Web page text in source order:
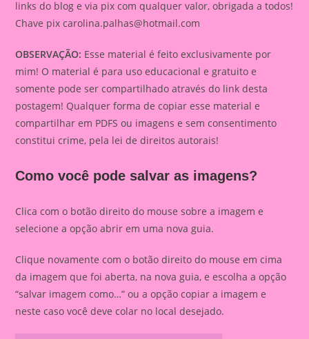
links do blog e via pix com qualquer valor, obrigada a todos!
Chave pixcarolina.palhas@hotmail.com
OBSERVAÇÃO: Esse material é feito exclusivamente por
mim! O material é para uso educacional e gratuito e
somente pode ser compartilhado através do link desta
postagem! Qualquer forma de copiar esse material e
compartilhar em PDFS ou imagens e sem consentimento
constitui crime, pela lei de direitos autorais!
Como você pode salvar as imagens?
Clica com o botão direito do mouse sobre a imagem e
selecione a opção abrir em uma nova guia.
Clique novamente com o botão direito do mouse em cima
da imagem que foi aberta, na nova guia, e escolha a opção
“salvar imagem como…” ou a opção copiar a imagem e
neste caso você deve colar no local desejado.